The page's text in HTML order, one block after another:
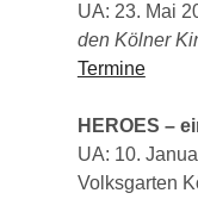
UA: 23. Mai
den Kölner
Termine
HEROES –
UA: 10.
Volksgarten